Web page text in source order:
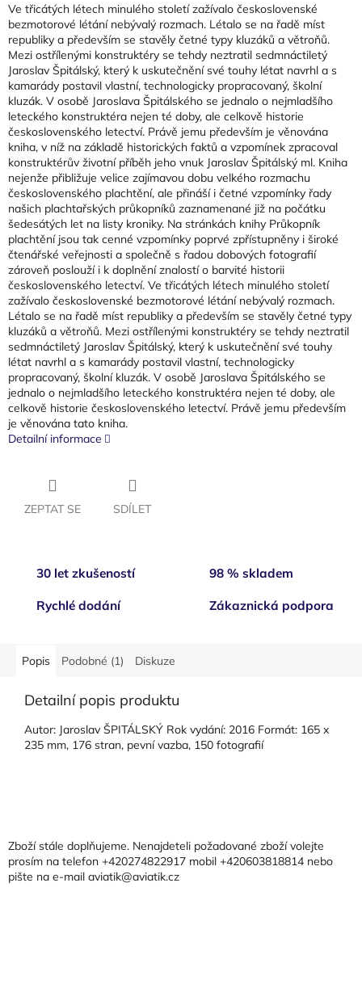
Ve třicátých létech minulého století zažívalo československé
bezmotorové létání nebývalý rozmach. Létalo se na řadě míst
republiky a především se stavěly četné typy kluzáků a větroňů.
Mezi ostřílenými konstruktéry se tehdy neztratil sedmnáctiletý
Jaroslav Špitálský, který k uskutečnění své touhy létat navrhl a s
kamarády postavil vlastní, technologicky propracovaný, školní
kluzák. V osobě Jaroslava Špitálského se jednalo o nejmladšího
leteckého konstruktéra nejen té doby, ale celkově historie
československého letectví. Právě jemu především je věnována
kniha, v níž na základě historických faktů a vzpomínek zpracoval
konstruktérův životní příběh jeho vnuk Jaroslav Špitálský ml. Kniha
nejenže přibližuje velice zajímavou dobu velkého rozmachu
československého plachtění, ale přináší i četné vzpomínky řady
našich plachtařských průkopníků zaznamenané již na počátku
šedesátých let na listy kroniky. Na stránkách knihy Průkopník
plachtění jsou tak cenné vzpomínky poprvé zpřístupněny i široké
čtenářské veřejnosti a společně s řadou dobových fotografií
zároveň poslouží i k doplnění znalostí o barvité historii
československého letectví. Ve třicátých létech minulého století
zažívalo československé bezmotorové létání nebývalý rozmach.
Létalo se na řadě míst republiky a především se stavěly četné typy
kluzáků a větroňů. Mezi ostřílenými konstruktéry se tehdy neztratil
sedmnáctiletý Jaroslav Špitálský, který k uskutečnění své touhy
létat navrhl a s kamarády postavil vlastní, technologicky
propracovaný, školní kluzák. V osobě Jaroslava Špitálského se
jednalo o nejmladšího leteckého konstruktéra nejen té doby, ale
celkově historie československého letectví. Právě jemu především
je věnována tato kniha.
Detailní informace
ZEPTAT SE SDÍLET
30 let zkušeností 98 % skladem
Rychlé dodání Zákaznická podpora
Popis Podobné (1) Diskuze
Detailní popis produktu
Autor: Jaroslav ŠPITÁLSKÝ Rok vydání: 2016 Formát: 165 x
235 mm, 176 stran, pevní vazba, 150 fotografií
aZboží stále doplňujeme. Nenajdeteli požadované zboží volejte
prosím na telefon +420274822917 mobil +420603818814 nebo
pište na e-mail aviatik@aviatik.cz